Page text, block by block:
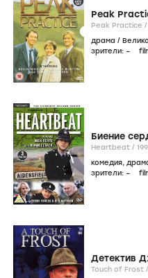
Peak
Peak Practice /
драма /
зрители: –
Биение
Heartbeat /
комедия,
зрители: –
Детектив
Touch of Frost /